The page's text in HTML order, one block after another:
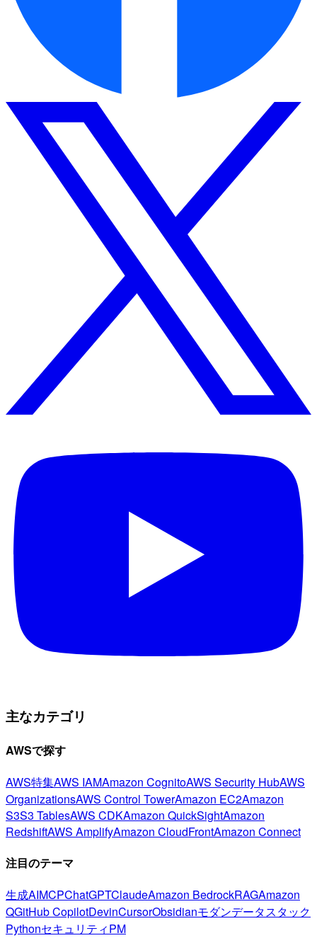
主なカテゴリ
AWSで探す
AWS特集AWS IAMAmazon CognitoAWS Security HubAWS
OrganizationsAWS Control TowerAmazon EC2Amazon
S3S3 TablesAWS CDKAmazon QuickSightAmazon
RedshiftAWS AmplifyAmazon CloudFrontAmazon Connect
注目のテーマ
生成AIMCPChatGPTClaudeAmazon BedrockRAGAmazon
QGitHub CopilotDevinCursorObsidianモダンデータスタック
PythonセキュリティPM